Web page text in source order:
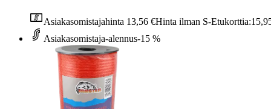
Asiakasomistajahinta 13,56 €Hinta ilman S-Etukorttia:
Asiakasomistaja-alennus-15 %